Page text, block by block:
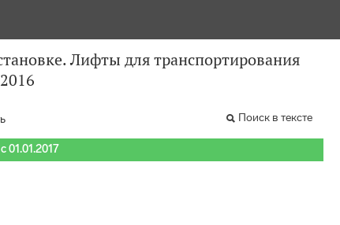
Лифты для транспортирования
Поиск в тексте
01.01.2017